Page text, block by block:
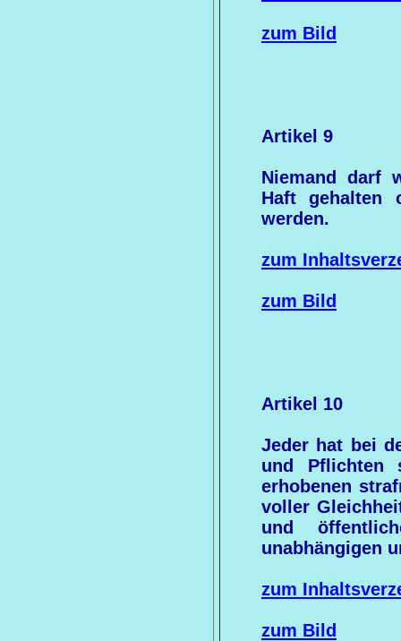
zum Bild
Artikel 9
Niemand darf
Haft gehalten
werden.
zum
zum Bild
Artikel 10
Jeder hat bei
und Pflichten
erhobenen
voller
und
unabhängigen
zum
zum Bild